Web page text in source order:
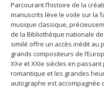
Parcourant l’histoire de la
manuscrits lève le voile sur la
musique classique,
de la Bibliothèque nationale
similé offre un accès inédit au
grands compositeurs de
XXe et XXIe siècles en
romantique et les grandes
autographe est accompagnée